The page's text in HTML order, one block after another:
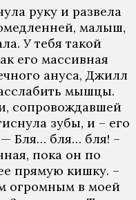
руку и развела
малыш,
У тебя такой
его массивная
ануса, Джилл
мышцы.
сопровождавшей
зубы, и – его
Бля… бля… бля! –
пока он по
прямую кишку. –
огромным в моей